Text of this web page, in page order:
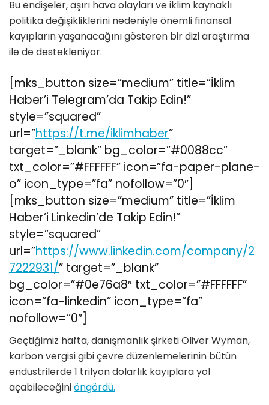
Bu endişeler, aşırı hava olayları ve iklim kaynaklı
politika değişikliklerini nedeniyle önemli finansal
kayıpların yaşanacağını gösteren bir dizi araştırma
ile de destekleniyor.
[mks_button size=”medium” title=”İklim
Haber’i Telegram’da Takip Edin!”
style=”squared”
url=”https://t.me/iklimhaber”
target=”_blank” bg_color=”#0088cc”
txt_color=”#FFFFFF” icon=”fa-paper-plane-
o” icon_type=”fa” nofollow=”0″]
[mks_button size=”medium” title=”İklim
Haber’i Linkedin’de Takip Edin!”
style=”squared”
url=”https://www.linkedin.com/company/2
7222931/” target=”_blank”
bg_color=”#0e76a8″ txt_color=”#FFFFFF”
icon=”fa-linkedin” icon_type=”fa”
nofollow=”0″]
Geçtiğimiz hafta, danışmanlık şirketi Oliver Wyman,
karbon vergisi gibi çevre düzenlemelerinin bütün
endüstrilerde 1 trilyon dolarlık kayıplara yol
açabileceğiniöngördü.